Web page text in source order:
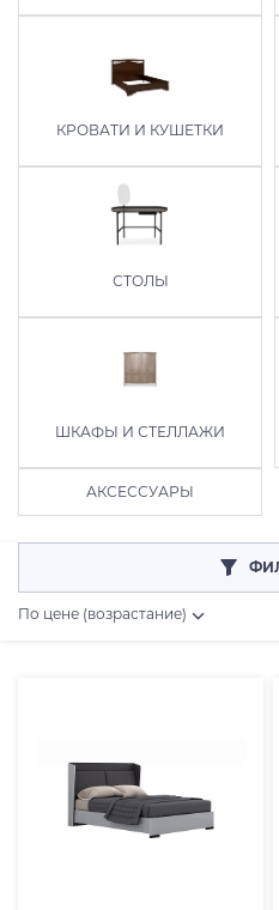
КРОВАТИ И КУШЕТКИ
СТОЛЫ
ШКАФЫ И СТЕЛЛАЖИ
АКСЕССУАРЫ
По цене (возрастание)